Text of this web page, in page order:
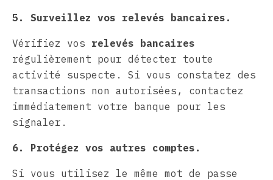
5. Surveillez vos relevés bancaires.
Vérifiez vos relevés bancaires
régulièrement pour détecter toute
activité suspecte. Si vous constatez des
transactions non autorisées, contactez
immédiatement votre banque pour les
signaler.
6. Protégez vos autres comptes.
Si vous utilisez le même mot de passe